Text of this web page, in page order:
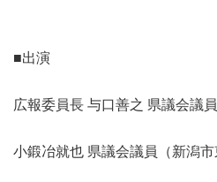
■出演
広報委員長 与口善之 県議会議
小鍛冶就也 県議会議員（新潟市